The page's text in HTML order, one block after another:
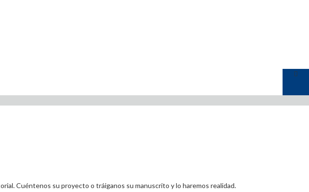
Cuéntenos su proyecto o tráiganos su manuscrito y lo haremos realidad.